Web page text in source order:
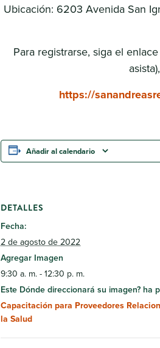
Ubicación: 6203 Avenida San
Para registrarse, siga el
https://
Añadir al calendario
DETALLES
Fecha:
2 de agosto de 2022
Agregar Imagen
9:30 a. m. - 12:30 p. m.
Este Dónde direccionará su imagen? ha
Capacitación para Proveedores
la Salud